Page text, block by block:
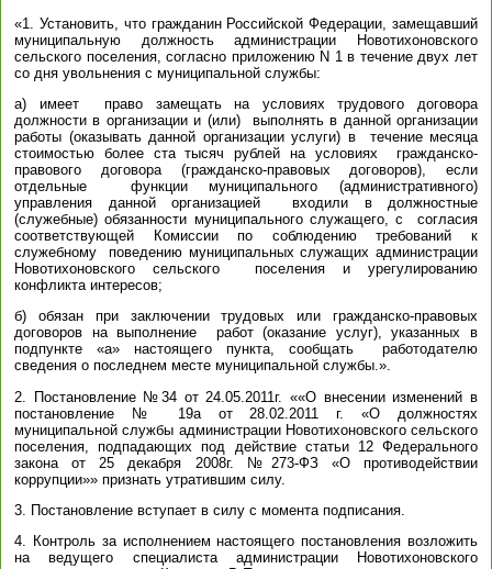
«1. Установить, что гражданин Российской Федерации, замещавший
муниципальную должность администрации Новотихоновского
сельского поселения, согласно приложению N 1 в течение двух лет
со дня увольнения с муниципальной службы:
а) имеет право замещать на условиях трудового договора
должности в организации и (или) выполнять в данной организации
работы (оказывать данной организации услуги) в течение месяца
стоимостью более ста тысяч рублей на условиях гражданско-
правового договора (гражданско-правовых договоров), если
отдельные функции муниципального (административного)
управления данной организацией входили в должностные
(служебные) обязанности муниципального служащего, с согласия
соответствующей Комиссии по соблюдению требований к
служебному поведению муниципальных служащих администрации
Новотихоновского сельского поселения и урегулированию
конфликта интересов;
б) обязан при заключении трудовых или гражданско-правовых
договоров на выполнение работ (оказание услуг), указанных в
подпункте «а» настоящего пункта, сообщать работодателю
сведения о последнем месте муниципальной службы.».
2. Постановление №34 от 24.05.2011г. ««О внесении изменений в
постановление № 19а от 28.02.2011 г. «О должностях
муниципальной службы администрации Новотихоновского сельского
поселения, подпадающих под действие статьи 12 Федерального
закона от 25 декабря 2008г. №273-ФЗ «О противодействии
коррупции»» признать утратившим силу.
3. Постановление вступает в силу с момента подписания.
4. Контроль за исполнением настоящего постановления возложить
на ведущего специалиста администрации Новотихоновского